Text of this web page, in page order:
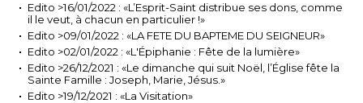
Edito >16/01/2022 : «L’Esprit-Saint distribue ses dons, comme
il le veut, à chacun en particulier !»
Edito >09/01/2022 : «LA FETE DU BAPTEME DU SEIGNEUR»
Edito >02/01/2022 : «L'Épiphanie : Fête de la lumière»
Edito >26/12/2021 : «Le dimanche qui suit Noël, l’Église fête la
Sainte Famille : Joseph, Marie, Jésus.»
Edito >19/12/2021 : «La Visitation»